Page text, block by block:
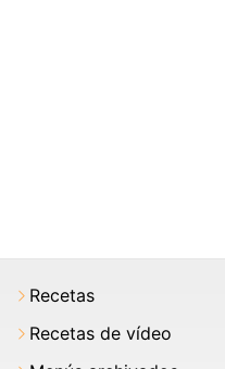
Recetas
Recetas de vídeo